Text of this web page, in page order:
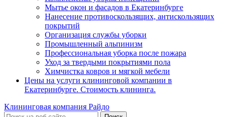
Мытье окон и фасадов в Екатеринбурге
Нанесение противоскользящих, антискользящих
покрытий
Организация службы уборки
Промышленный альпинизм
Профессиональная уборка после пожара
Уход за твердыми покрытиями пола
Химчистка ковров и мягкой мебели
Цены на услуги клининговой компании в
Екатеринбурге. Стоимость клининга.
Клининговая компания Райдо